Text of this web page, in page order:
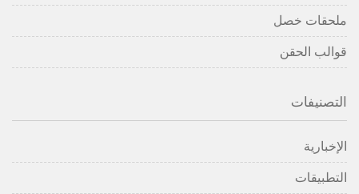
ملحقات خصل
قوالب الحقن
التصنيفات
الإخبارية
التطبيقات